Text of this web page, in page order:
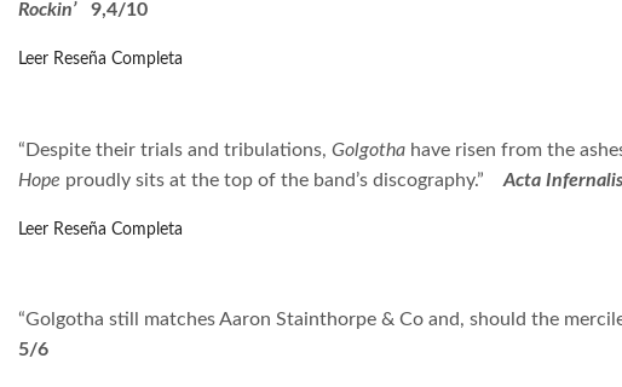
Rockin’
9,4/10
Leer Reseña Completa
“Despite their trials and tribulations, Golgotha have risen from the
Hope proudly sits at the top of the band’s discography.” Acta Infernalis
Leer Reseña Completa
“Golgotha still matches Aaron Stainthorpe & Co and, should the
5/6